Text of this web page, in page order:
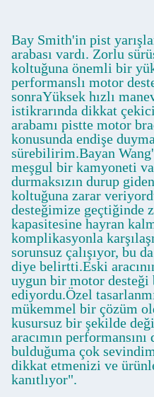
Bay Smith'in pist
arabası vardı. Zorlu
koltuğuna önemli bir
performanslı motor
sonraYüksek hızlı
istikrarında dikkat
arabamı pistte motor
konusunda endişe
sürebilirim.Bayan
meşgul bir kamyoneti
durmaksızın durup
koltuğuna zarar
desteğimize geçtiğinde
kapasitesine hayran
komplikasyonla
sorunsuz çalışıyor, bu
diye belirtti.Eski
uygun bir motor desteği
ediyordu.Özel
mükemmel bir çözüm
kusursuz bir şekilde
aracımın
bulduğuma çok
dikkat etmenizi ve
kanıtlıyor".